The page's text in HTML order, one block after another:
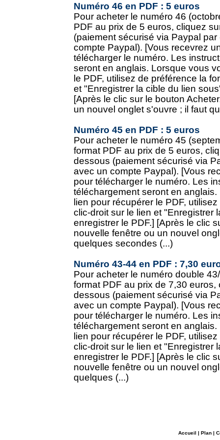
Numéro 46 en PDF : 5 euros
Pour acheter le numéro 46
PDF au prix de 5 euros, cliquez
(paiement sécurisé via Paypal
compte Paypal). [Vous recevrez
télécharger le numéro. Les
seront en anglais. Lorsque vous
le PDF, utilisez de préférence la
et "Enregistrer la cible du lien
[Après le clic sur le bouton
un nouvel onglet s'ouvre ; il faut
Numéro 45 en PDF : 5 euros
Pour acheter le numéro 45
format PDF au prix de 5 euros,
dessous (paiement sécurisé via
avec un compte Paypal). [Vous
pour télécharger le numéro. Les
téléchargement seront en
lien pour récupérer le PDF,
clic-droit sur le lien et "Enregistrer
enregistrer le PDF.] [Après le clic
nouvelle fenêtre ou un nouvel
quelques secondes (...)
Numéro 43-44 en PDF : 7,30
Pour acheter le numéro double
format PDF au prix de 7,30
dessous (paiement sécurisé via
avec un compte Paypal). [Vous
pour télécharger le numéro. Les
téléchargement seront en
lien pour récupérer le PDF,
clic-droit sur le lien et "Enregistrer
enregistrer le PDF.] [Après le clic
nouvelle fenêtre ou un nouvel
quelques (...)
Accueil | Plan|